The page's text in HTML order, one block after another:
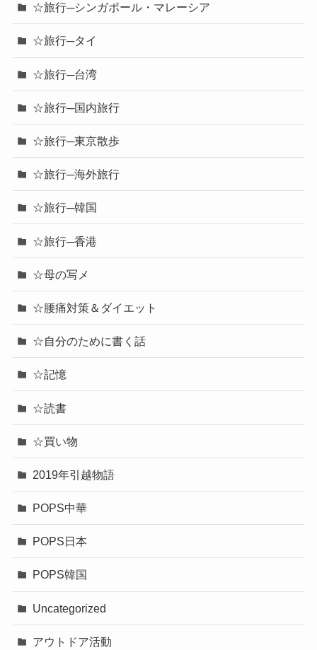
☆旅行─シンガポール・マレーシア
☆旅行─タイ
☆旅行─台湾
☆旅行─国内旅行
☆旅行─東京散歩
☆旅行─海外旅行
☆旅行─韓国
☆旅行─香港
☆母の写メ
☆腰痛対策＆ダイエット
☆自分のために書く話
☆記憶
☆読書
☆買い物
2019年引越物語
POPS中華
POPS日本
POPS韓国
Uncategorized
アウトドア活動